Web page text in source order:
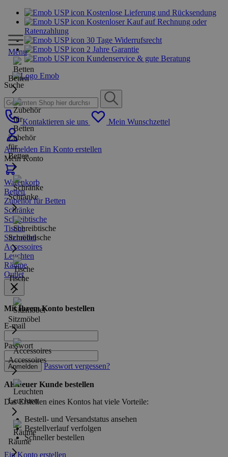
Kostenlose Lieferung und Rücksendung
Kostenloser Kauf auf Rechnung oder
Ratenzahlung
30 Tage Widerrufsrecht
2 Jahre Garantie
Kundenservice & gute Beratung
Suche
Kontaktieren sie uns Mein Wunschzettel
Anmelden Ein Konto erstellen
Mein Konto
Warenkorb
Menu
Betten
Zubehör
für
Betten
Schränke
Schreibtische
Tische
Sitzmöbel
Accessoires
Leuchten
Räume
Betten
Zubehör für Betten
Schränke
Schreibtische
Tische
Sitzmöbel
Accessoires
Leuchten
Räume
Outlet
Mit Ihrem Konto bestellen
E-mail
Passwort
Anmelden Passwort vergessen?
Als neuer Kunde bestellen
Das Erstellen eines Kontos hat viele Vorteile:
Bestell- und Versandstatus ansehen
Bestellverlauf verfolgen
Schneller bestellen
Ein Konto erstellen